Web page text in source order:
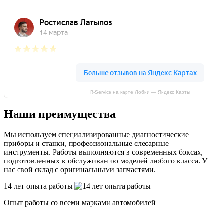
R-Service на карте Лобни — Яндекс Карты
Наши преимущества
Мы используем специализированные диагностические
приборы и станки, профессиональные слесарные
инструменты. Работы выполняются в современных боксах,
подготовленных к обслуживанию моделей любого класса. У
нас свой склад с оригинальными запчастями.
14 лет опыта работы
Опыт работы со всеми марками автомобилей